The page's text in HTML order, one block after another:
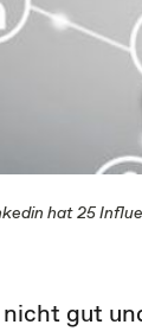
hat 25
gut